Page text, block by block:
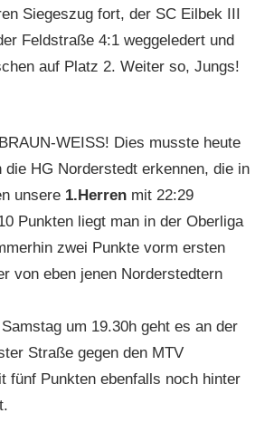
Siegeszug fort, der SC Eilbek III
Feldstraße 4:1 weggeledert und
auf Platz 2. Weiter so, Jungs!
WEISS! Dies musste heute
die HG Norderstedt erkennen, die in
unsere 1.Herren mit 22:29
Punkten liegt man in der Oberliga
zwei Punkte vorm ersten
von eben jenen Norderstedtern
um 19.30h geht es an der
Straße gegen den MTV
fünf Punkten ebenfalls noch hinter